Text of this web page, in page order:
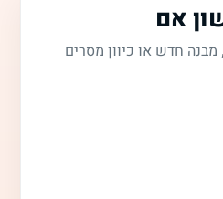
אם
חדש או כיוון מסרים